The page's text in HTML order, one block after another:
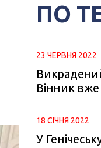
ПО
23 ЧЕРВНЯ 2022
Вінник вже
18 СІЧНЯ 2022
У